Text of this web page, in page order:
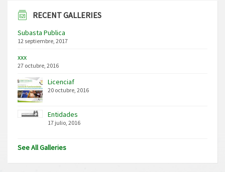
RECENT GALLERIES
Subasta Publica
12 septiembre, 2017
xxx
27 octubre, 2016
Licenciaf
20 octubre, 2016
Entidades
17 julio, 2016
See All Galleries